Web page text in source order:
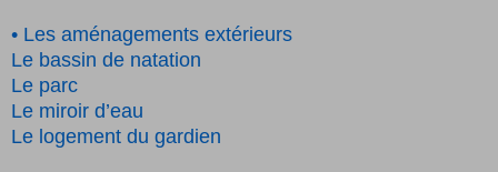
• Les aménagements extérieurs
Le bassin de natation
Le parc
Le miroir d’eau
Le logement du gardien